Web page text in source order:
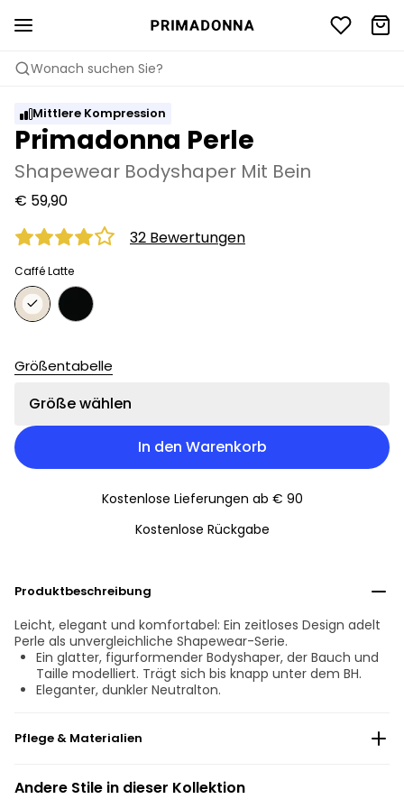
Wonach suchen Sie?
Mittlere Kompression
Primadonna Perle
Shapewear Bodyshaper Mit Bein
€ 59,90
32 Bewertungen
Caffé Latte
Größentabelle
Größe wählen
In den Warenkorb
Kostenlose Lieferungen ab € 90
Kostenlose Rückgabe
Produktbeschreibung
Leicht, elegant und komfortabel: Ein zeitloses Design adelt
Perle als unvergleichliche Shapewear-Serie.
Ein glatter, figurformender Bodyshaper, der Bauch und
Taille modelliert. Trägt sich bis knapp unter dem BH.
Eleganter, dunkler Neutralton.
Pflege & Materialien
Keine professionelle Reinigung
Andere Stile in dieser Kollektion